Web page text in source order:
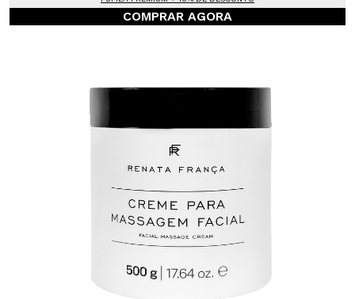
COMPRAR AGORA